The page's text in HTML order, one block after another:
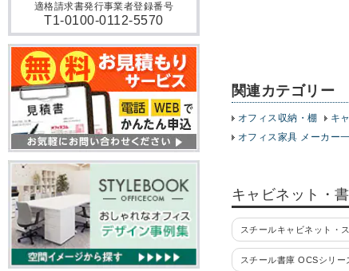
関連カテゴリー
オフィス収納・棚 キ
オフィス家具 メーカー
キャビネット・
スチールキャビネット・
スチール書庫 OCSシリー
適格請求書発行事業者登録番号
T1-0100-0112-5570